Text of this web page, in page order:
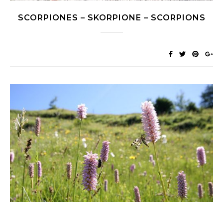
SCORPIONES – SKORPIONE – SCORPIONS